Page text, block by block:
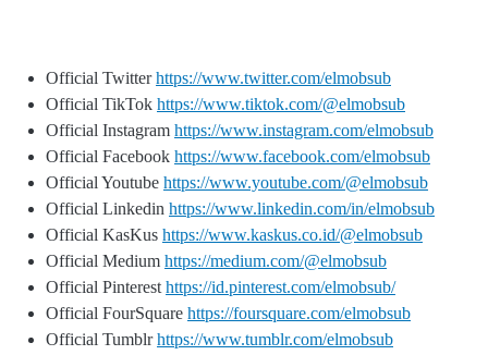
Official Twitterhttps://www.twitter.com/elmobsub
Official TikTok https://www.tiktok.com/@elmobsub
Official Instagram https://www.instagram.com/elmobsub
Official Facebook https://www.facebook.com/elmobsub
Official Youtube https://www.youtube.com/@elmobsub
Official Linkedin https://www.linkedin.com/in/elmobsub
Official KasKus https://www.kaskus.co.id/@elmobsub
Official Medium https://medium.com/@elmobsub
Official Pinterest https://id.pinterest.com/elmobsub/
Official FourSquare https://foursquare.com/elmobsub
Official Tumblrhttps://www.tumblr.com/elmobsub